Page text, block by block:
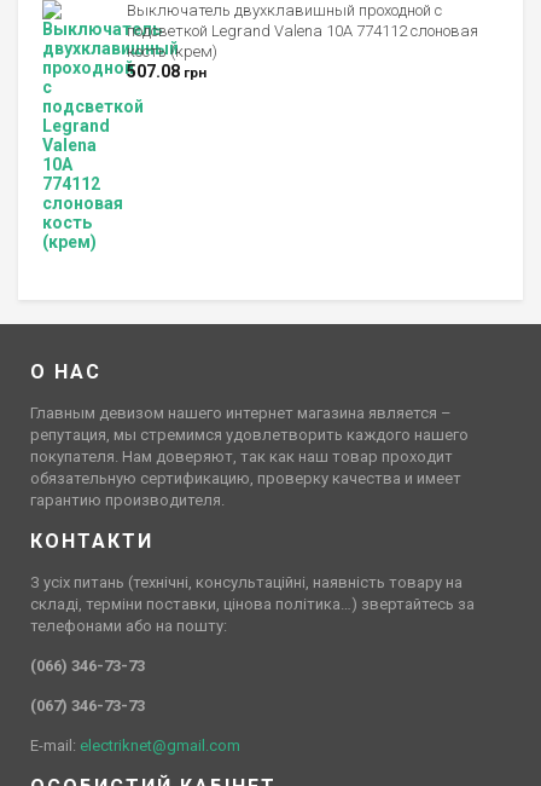
Выключатель двухклавишный проходной с
подсветкой Legrand Valena 10А 774112 слоновая
кость (крем)
507.08 грн
О НАС
Главным девизом нашего интернет магазина является –
репутация, мы стремимся удовлетворить каждого нашего
покупателя. Нам доверяют, так как наш товар проходит
обязательную сертификацию, проверку качества и имеет
гарантию производителя.
КОНТАКТИ
З усіх питань (технічні, консультаційні, наявність товару на
складі, терміни поставки, цінова політика…) звертайтесь за
телефонами або на пошту:
(066) 346-73-73
(067) 346-73-73
E-mail: electriknet@gmail.com